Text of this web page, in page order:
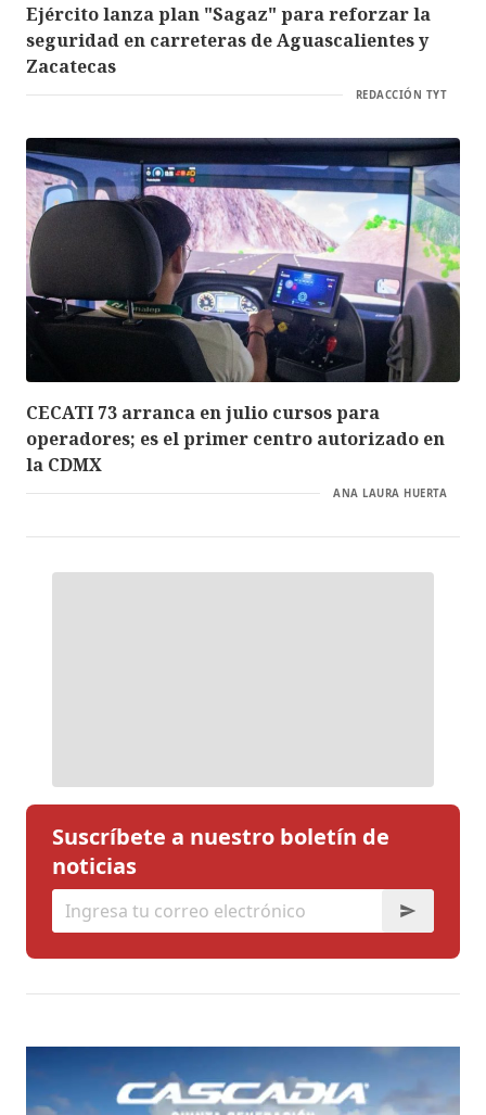
Ejército lanza plan "Sagaz" para reforzar la
seguridad en carreteras de Aguascalientes y
Zacatecas
REDACCIÓN TYT
CECATI 73 arranca en julio cursos para
operadores; es el primer centro autorizado en
la CDMX
ANA LAURA HUERTA
Suscríbete a nuestro boletín de
noticias